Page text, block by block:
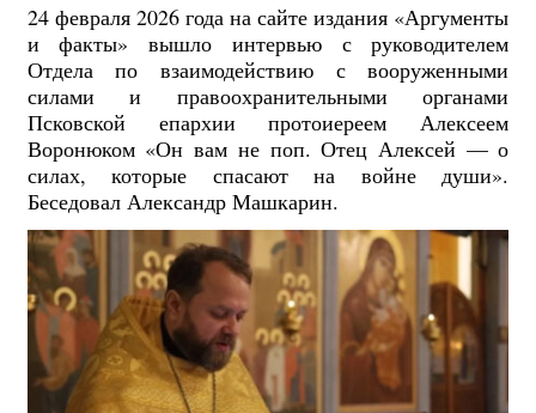
24 февраля 2026 года на сайте издания «Аргументы
и факты» вышло интервью с руководителем
Отдела по взаимодействию с вооруженными
силами и правоохранительными органами
Псковской епархии протоиереем Алексеем
Воронюком «Он вам не поп. Отец Алексей — о
силах, которые спасают на войне души».
Беседовал Александр Машкарин.